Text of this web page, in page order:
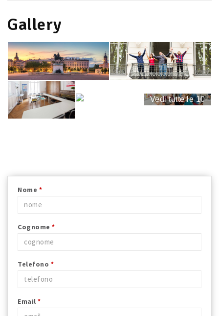
Gallery
Vedi tutte le 10
Nome *
Cognome *
Telefono *
Email *